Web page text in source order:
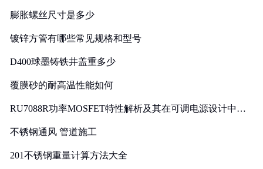
膨胀螺丝尺寸是多少
镀锌方管有哪些常见规格和型号
D400球墨铸铁井盖重多少
覆膜砂的耐高温性能如何
RU7088R功率MOSFET特性解析及其在可调电源设计中的
不锈钢通风 管道施工
201不锈钢重量计算方法大全